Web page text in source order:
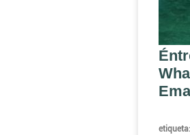
etiqueta: